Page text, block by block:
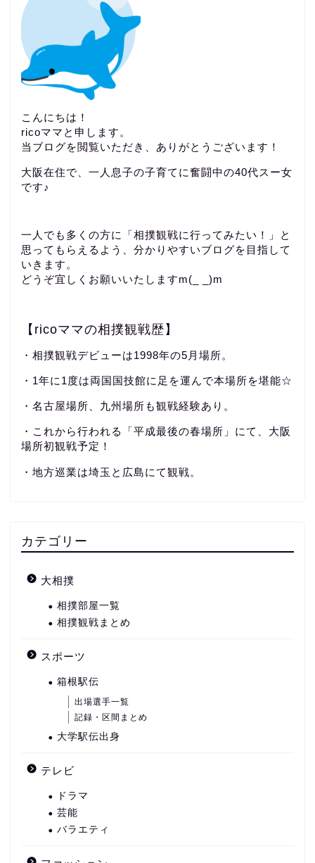
こんにちは！
ricoママと申します。
当ブログを閲覧いただき、ありがとうございます！
大阪在住で、一人息子の子育てに奮闘中の40代スー女
です♪
一人でも多くの方に「相撲観戦に行ってみたい！」と
思ってもらえるよう、分かりやすいブログを目指して
いきます。
どうぞ宜しくお願いいたしますm(_ _)m
【ricoママの相撲観戦歴】
・相撲観戦デビューは1998年の5月場所。
・1年に1度は両国国技館に足を運んで本場所を堪能☆
・名古屋場所、九州場所も観戦経験あり。
・これから行われる「平成最後の春場所」にて、大阪
場所初観戦予定！
・地方巡業は埼玉と広島にて観戦。
カテゴリー
大相撲
相撲部屋一覧
相撲観戦まとめ
スポーツ
箱根駅伝
出場選手一覧
記録・区間まとめ
大学駅伝出身
テレビ
ドラマ
芸能
バラエティ